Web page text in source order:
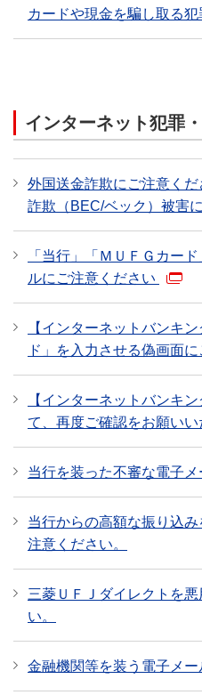
カードや現金を騙し取る犯
インターネット犯罪
外国送金詐欺にご注意く
詐欺（BEC/ベック）被害
「当行」「ＭＵＦＧカー
ルにご注意ください
【インターネットバンキ
ド」を入力させる偽画面
【インターネットバンキ
て、再度ご確認をお願いい
当行を装った不審な電子メ
当行からの高額な振り込
注意ください。
三菱ＵＦＪダイレクトを
い。
金融機関等を装う電子メー